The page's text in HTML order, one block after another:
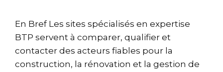
En Bref Les sites spécialisés en expertise
BTP servent à comparer, qualifier et
contacter des acteurs fiables pour la
construction, la rénovation et la gestion de